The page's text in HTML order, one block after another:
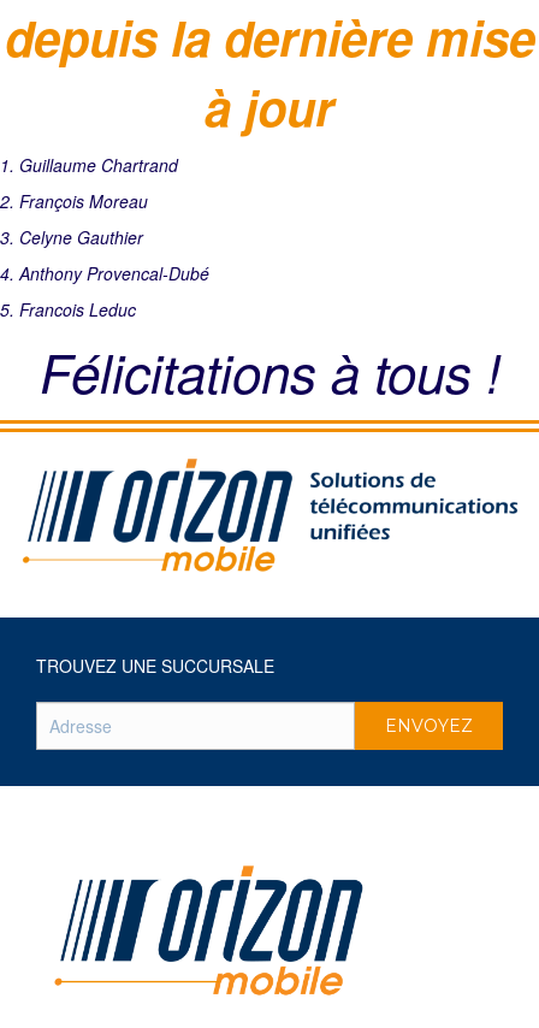
depuis la dernière mise
à jour
1. Guillaume Chartrand
2. François Moreau
3. Celyne Gauthier
4. Anthony Provencal-Dubé
5. Francois Leduc
Félicitations à tous !
TROUVEZ UNE SUCCURSALE